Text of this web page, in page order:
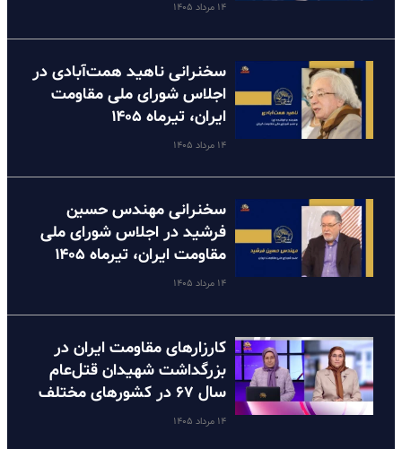
۱۴ مرداد ۱۴۰۵
سخنرانی ناهید همت‌آبادی در
اجلاس شورای ملی مقاومت
ایران، تیرماه ۱۴۰۵
۱۴ مرداد ۱۴۰۵
سخنرانی مهندس حسین
فرشید در اجلاس شورای ملی
مقاومت ایران، تیرماه ۱۴۰۵
۱۴ مرداد ۱۴۰۵
کارزارهای مقاومت ایران در
بزرگداشت شهیدان قتل‌عام
سال ۶۷ در کشورهای مختلف
۱۴ مرداد ۱۴۰۵